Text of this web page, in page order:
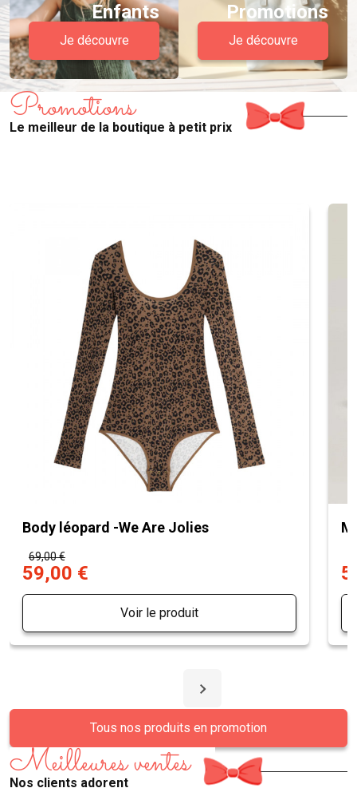
Enfants
Je découvre
Promotions
Je découvre
Promotions
Le meilleur de la boutique à petit prix
Body léopard -We Are Jolies
69,00 €
59,00 €
Voir le produit
Tous nos produits en promotion
Meilleures ventes
Nos clients adorent